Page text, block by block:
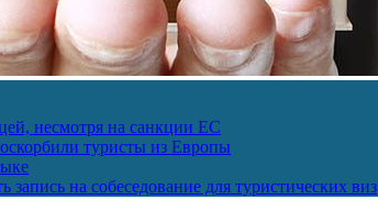
несмотря на санкции ЕС
туристы из Европы
на собеседование для туристических виз